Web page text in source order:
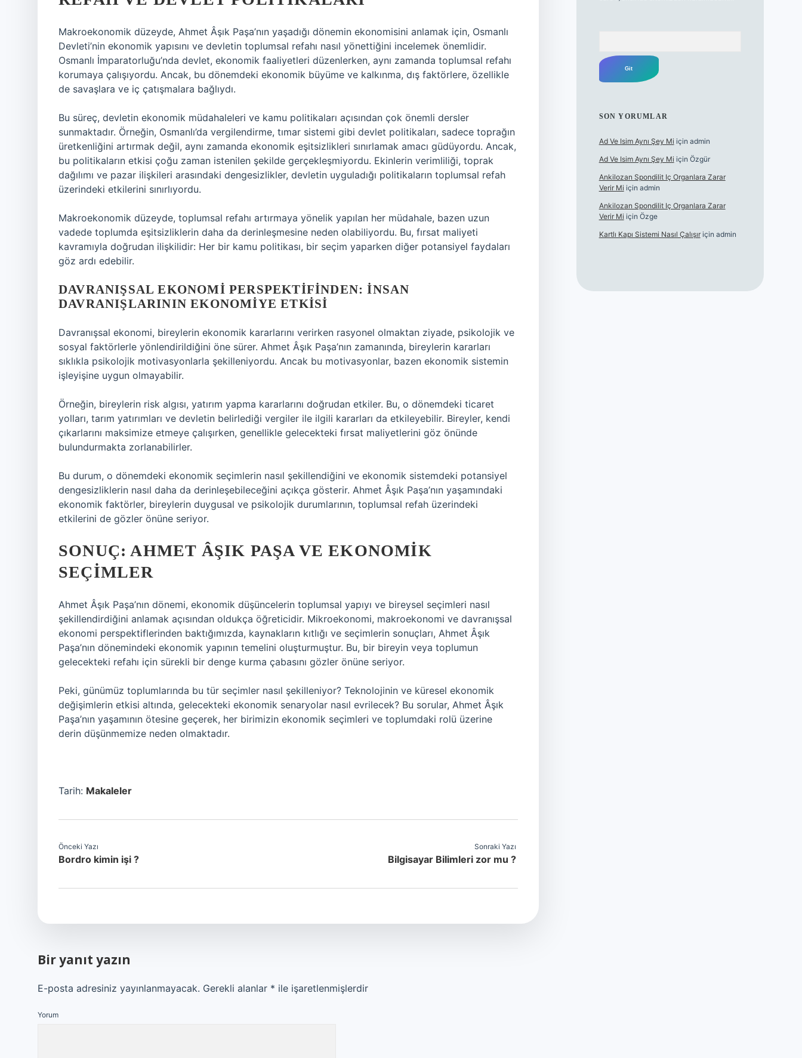
Makroekonomik düzeyde, Ahmet Âşık Paşa’nın yaşadığı dönemin ekonomisini anlamak için, Osmanlı
Devleti’nin ekonomik yapısını ve devletin toplumsal refahı nasıl yönettiğini incelemek önemlidir.
Osmanlı İmparatorluğu’nda devlet, ekonomik faaliyetleri düzenlerken, aynı zamanda toplumsal refahı
korumaya çalışıyordu. Ancak, bu dönemdeki ekonomik büyüme ve kalkınma, dış faktörlere, özellikle
de savaşlara ve iç çatışmalara bağlıydı.
Bu süreç, devletin ekonomik müdahaleleri ve kamu politikaları açısından çok önemli dersler
sunmaktadır. Örneğin, Osmanlı’da vergilendirme, tımar sistemi gibi devlet politikaları, sadece toprağın
üretkenliğini artırmak değil, aynı zamanda ekonomik eşitsizlikleri sınırlamak amacı güdüyordu. Ancak,
bu politikaların etkisi çoğu zaman istenilen şekilde gerçekleşmiyordu. Ekinlerin verimliliği, toprak
dağılımı ve pazar ilişkileri arasındaki dengesizlikler, devletin uyguladığı politikaların toplumsal refah
üzerindeki etkilerini sınırlıyordu.
Makroekonomik düzeyde, toplumsal refahı artırmaya yönelik yapılan her müdahale, bazen uzun
vadede toplumda eşitsizliklerin daha da derinleşmesine neden olabiliyordu. Bu, fırsat maliyeti
kavramıyla doğrudan ilişkilidir: Her bir kamu politikası, bir seçim yaparken diğer potansiyel faydaları
göz ardı edebilir.
DAVRANIŞSAL EKONOMI PERSPEKTIFINDEN: İNSAN
DAVRANIŞLARININ EKONOMIYE ETKISI
Davranışsal ekonomi, bireylerin ekonomik kararlarını verirken rasyonel olmaktan ziyade, psikolojik ve
sosyal faktörlerle yönlendirildiğini öne sürer. Ahmet Âşık Paşa’nın zamanında, bireylerin kararları
sıklıkla psikolojik motivasyonlarla şekilleniyordu. Ancak bu motivasyonlar, bazen ekonomik sistemin
işleyişine uygun olmayabilir.
Örneğin, bireylerin risk algısı, yatırım yapma kararlarını doğrudan etkiler. Bu, o dönemdeki ticaret
yolları, tarım yatırımları ve devletin belirlediği vergiler ile ilgili kararları da etkileyebilir. Bireyler, kendi
çıkarlarını maksimize etmeye çalışırken, genellikle gelecekteki fırsat maliyetlerini göz önünde
bulundurmakta zorlanabilirler.
Bu durum, o dönemdeki ekonomik seçimlerin nasıl şekillendiğini ve ekonomik sistemdeki potansiyel
dengesizliklerin nasıl daha da derinleşebileceğini açıkça gösterir. Ahmet Âşık Paşa’nın yaşamındaki
ekonomik faktörler, bireylerin duygusal ve psikolojik durumlarının, toplumsal refah üzerindeki
etkilerini de gözler önüne seriyor.
SONUÇ: AHMET ÂŞIK PAŞA VE EKONOMIK
SEÇIMLER
Ahmet Âşık Paşa’nın dönemi, ekonomik düşüncelerin toplumsal yapıyı ve bireysel seçimleri nasıl
şekillendirdiğini anlamak açısından oldukça öğreticidir. Mikroekonomi, makroekonomi ve davranışsal
ekonomi perspektiflerinden baktığımızda, kaynakların kıtlığı ve seçimlerin sonuçları, Ahmet Âşık
Paşa’nın dönemindeki ekonomik yapının temelini oluşturmuştur. Bu, bir bireyin veya toplumun
gelecekteki refahı için sürekli bir denge kurma çabasını gözler önüne seriyor.
Peki, günümüz toplumlarında bu tür seçimler nasıl şekilleniyor? Teknolojinin ve küresel ekonomik
değişimlerin etkisi altında, gelecekteki ekonomik senaryolar nasıl evrilecek? Bu sorular, Ahmet Âşık
Paşa’nın yaşamının ötesine geçerek, her birimizin ekonomik seçimleri ve toplumdaki rolü üzerine
derin düşünmemize neden olmaktadır.
Tarih: Makaleler
Önceki Yazı
Bordro kimin işi ?
Sonraki Yazı
Bilgisayar Bilimleri zor mu ?
Bir yanıt yazın
E-posta adresiniz yayınlanmayacak. Gerekli alanlar * ile işaretlenmişlerdir
Yorum
SON YORUMLAR
Ad Ve Isim Aynı Şey Mi için admin
Ad Ve Isim Aynı Şey Mi için Özgür
Ankilozan Spondilit Iç Organlara Zarar
Verir Mi için admin
Ankilozan Spondilit Iç Organlara Zarar
Verir Mi için Özge
Kartlı Kapı Sistemi Nasıl Çalışıriçin admin